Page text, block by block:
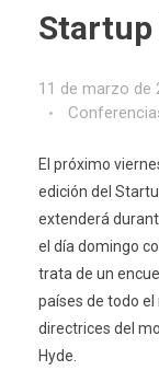
Startup
11 de marzo de
El próximo
edición del
extenderá
el día domingo
trata de un
países de todo el
directrices del
Hyde.